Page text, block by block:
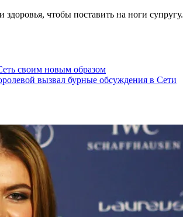
чтобы поставить на ноги супругу.
своим новым образом
вызвал бурные обсуждения в Сети